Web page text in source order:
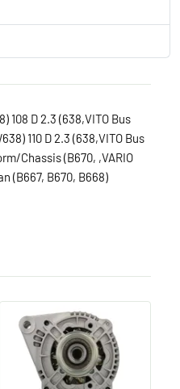
108 D 2.3 (638,VITO Bus
110 D 2.3 (638,VITO Bus
Chassis (B670, ,VARIO
(B667, B670, B668)